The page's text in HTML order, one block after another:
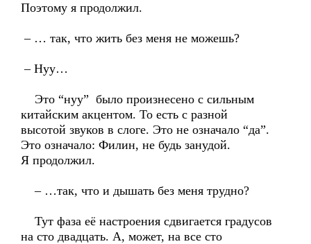
Поэтому я продолжил.
– … так, что жить без меня не можешь?
– Нуу…
Это “нуу” было произнесено с сильным
китайским акцентом. То есть с разной
высотой звуков в слоге. Это не означало “да”.
Это означало: Филин, не будь занудой.
Я продолжил.
– …так, что и дышать без меня трудно?
Тут фаза её настроения сдвигается градусов
на сто двадцать. А, может, на все сто